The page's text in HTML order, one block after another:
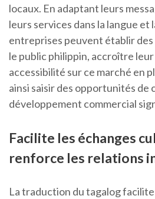
locaux. En adaptant leurs
leurs services dans la langue et
entreprises peuvent établir
le public philippin, accroître
accessibilité sur ce marché en
ainsi saisir des opportunités de
développement commercial
Facilite les échanges
renforce les relations
La traduction du tagalog